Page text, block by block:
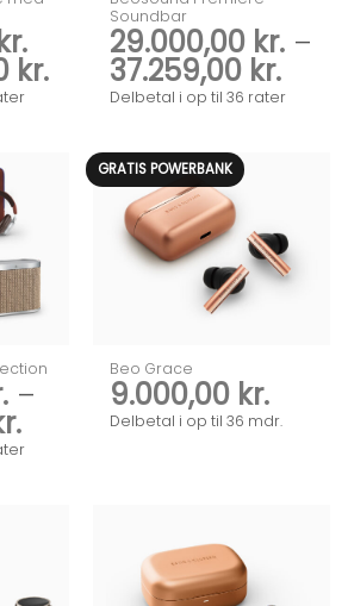
kr.Prisinterval:
44.499,00 kr.
74.249,00 kr.
Soundbar
29.000,00 kr. –
37.259,00 kr.
Delbetal i op til 36 rater
–
Prisinterval:
11.000,00 kr.
GRATIS POWERBANK
Beo Grace
9.000,00 kr.
Delbetal i op til 36 mdr.